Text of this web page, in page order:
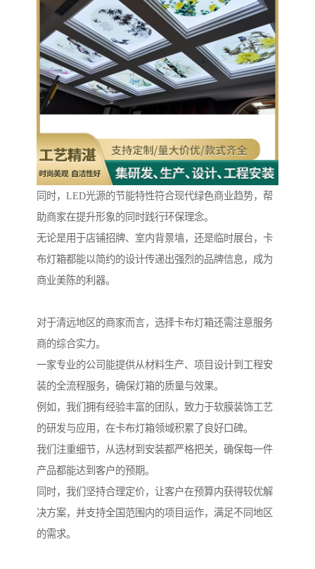
同时，LED光源的节能特性符合现代绿色商业趋势，帮
助商家在提升形象的同时践行环保理念。
无论是用于店铺招牌、室内背景墙，还是临时展台，卡
布灯箱都能以简约的设计传递出强烈的品牌信息，成为
商业美陈的利器。
对于清远地区的商家而言，选择卡布灯箱还需注意服务
商的综合实力。
一家专业的公司能提供从材料生产、项目设计到工程安
装的全流程服务，确保灯箱的质量与效果。
例如，我们拥有经验丰富的团队，致力于软膜装饰工艺
的研发与应用，在卡布灯箱领域积累了良好口碑。
我们注重细节，从选材到安装都严格把关，确保每一件
产品都能达到客户的预期。
同时，我们坚持合理定价，让客户在预算内获得较优解
决方案，并支持全国范围内的项目运作，满足不同地区
的需求。